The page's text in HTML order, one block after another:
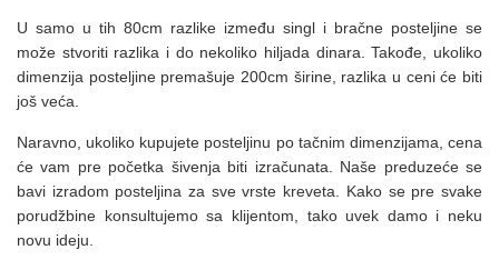
U samo u tih 80cm razlike između singl i bračne posteljine se
može stvoriti razlika i do nekoliko hiljada dinara. Takođe, ukoliko
dimenzija posteljine premašuje 200cm širine, razlika u ceni će biti
još veća.
Naravno, ukoliko kupujete posteljinu po tačnim dimenzijama, cena
će vam pre početka šivenja biti izračunata. Naše preduzeće se
bavi izradom posteljina za sve vrste kreveta. Kako se pre svake
porudžbine konsultujemo sa klijentom, tako uvek damo i neku
novu ideju.